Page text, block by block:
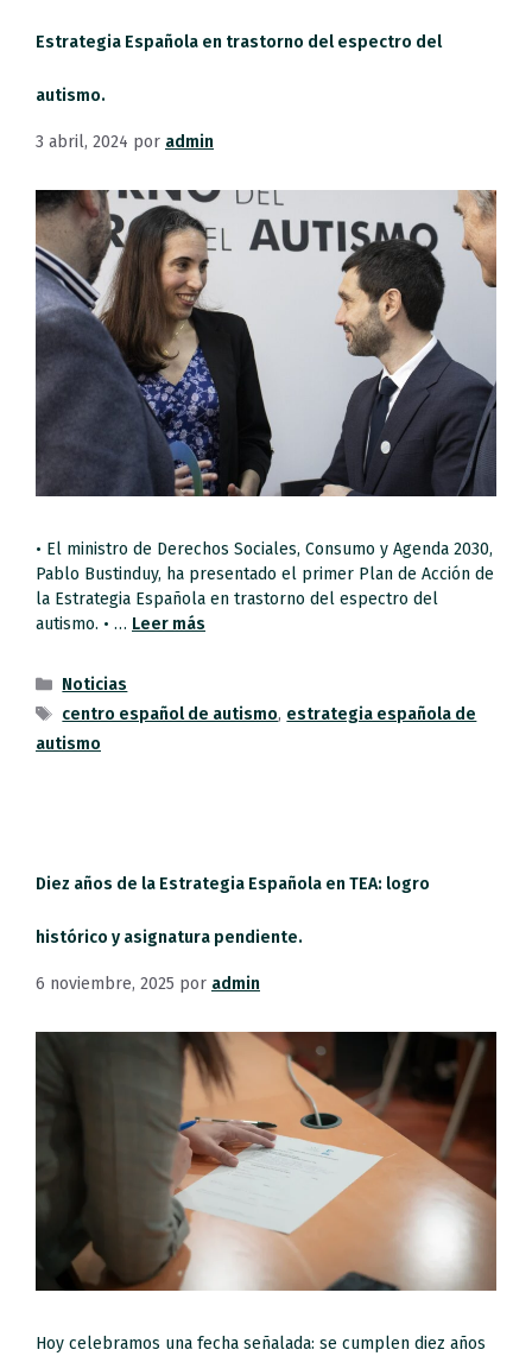
Estrategia Española en trastorno del espectro del
autismo.
3 abril, 2024 por admin
• El ministro de Derechos Sociales, Consumo y Agenda 2030,
Pablo Bustinduy, ha presentado el primer Plan de Acción de
la Estrategia Española en trastorno del espectro del
autismo. • … Leer más
Noticias
centro español de autismo, estrategia española de
autismo
Diez años de la Estrategia Española en TEA: logro
histórico y asignatura pendiente.
6 noviembre, 2025 por admin
Hoy celebramos una fecha señalada: se cumplen diez años